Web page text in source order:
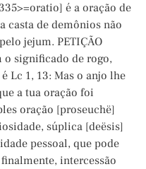
é a oração de
casta de demônios não
jejum. PETIÇÃO
o significado de rogo,
Lc 1, 13: Mas o anjo lhe
a tua oração foi
oração [proseuchë]
súplica [deësis]
pessoal, que pode
intercessão